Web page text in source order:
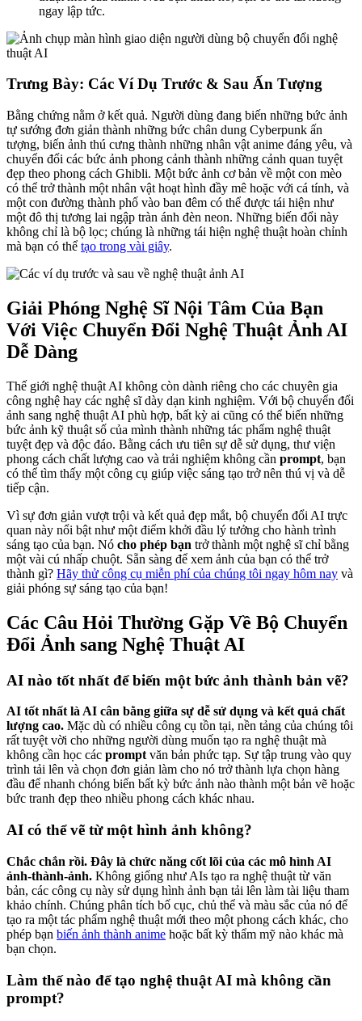
ngay lập tức.
Trưng Bày: Các Ví Dụ Trước & Sau Ấn Tượng
Bằng chứng nằm ở kết quả. Người dùng đang biến những bức ảnh
tự sướng đơn giản thành những bức chân dung Cyberpunk ấn
tượng, biến ảnh thú cưng thành những nhân vật anime đáng yêu, và
chuyển đổi các bức ảnh phong cảnh thành những cảnh quan tuyệt
đẹp theo phong cách Ghibli. Một bức ảnh cơ bản về một con mèo
có thể trở thành một nhân vật hoạt hình đầy mê hoặc với cá tính, và
một con đường thành phố vào ban đêm có thể được tái hiện như
một đô thị tương lai ngập tràn ánh đèn neon. Những biến đổi này
không chỉ là bộ lọc; chúng là những tái hiện nghệ thuật hoàn chỉnh
mà bạn có thể tạo trong vài giây.
Giải Phóng Nghệ Sĩ Nội Tâm Của Bạn
Với Việc Chuyển Đổi Nghệ Thuật Ảnh AI
Dễ Dàng
Thế giới nghệ thuật AI không còn dành riêng cho các chuyên gia
công nghệ hay các nghệ sĩ dày dạn kinh nghiệm. Với bộ chuyển đổi
ảnh sang nghệ thuật AI phù hợp, bất kỳ ai cũng có thể biến những
bức ảnh kỹ thuật số của mình thành những tác phẩm nghệ thuật
tuyệt đẹp và độc đáo. Bằng cách ưu tiên sự dễ sử dụng, thư viện
phong cách chất lượng cao và trải nghiệm không cần prompt, bạn
có thể tìm thấy một công cụ giúp việc sáng tạo trở nên thú vị và dễ
tiếp cận.
Vì sự đơn giản vượt trội và kết quả đẹp mắt, bộ chuyển đổi AI trực
quan này nổi bật như một điểm khởi đầu lý tưởng cho hành trình
sáng tạo của bạn. Nó cho phép bạn trở thành một nghệ sĩ chỉ bằng
một vài cú nhấp chuột. Sẵn sàng để xem ảnh của bạn có thể trở
thành gì? Hãy thử công cụ miễn phí của chúng tôi ngay hôm nay và
giải phóng sự sáng tạo của bạn!
Các Câu Hỏi Thường Gặp Về Bộ Chuyển
Đổi Ảnh sang Nghệ Thuật AI
AI nào tốt nhất để biến một bức ảnh thành bản vẽ?
AI tốt nhất là AI cân bằng giữa sự dễ sử dụng và kết quả chất
lượng cao. Mặc dù có nhiều công cụ tồn tại, nền tảng của chúng tôi
rất tuyệt vời cho những người dùng muốn tạo ra nghệ thuật mà
không cần học các promptvăn bản phức tạp. Sự tập trung vào quy
trình tải lên và chọn đơn giản làm cho nó trở thành lựa chọn hàng
đầu để nhanh chóng biến bất kỳ bức ảnh nào thành một bản vẽ hoặc
bức tranh đẹp theo nhiều phong cách khác nhau.
AI có thể vẽ từ một hình ảnh không?
Chắc chắn rồi. Đây là chức năng cốt lõi của các mô hình AI
ảnh-thành-ảnh. Không giống như AIs tạo ra nghệ thuật từ văn
bản, các công cụ này sử dụng hình ảnh bạn tải lên làm tài liệu tham
khảo chính. Chúng phân tích bố cục, chủ thể và màu sắc của nó để
tạo ra một tác phẩm nghệ thuật mới theo một phong cách khác, cho
phép bạn biến ảnh thành anime hoặc bất kỳ thẩm mỹ nào khác mà
bạn chọn.
Làm thế nào để tạo nghệ thuật AI mà không cần
prompt?